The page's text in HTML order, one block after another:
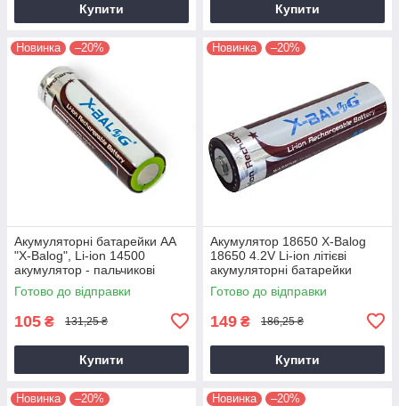
Купити Купити
Новинка –20%
Акумуляторні батарейки АА
"X-Balog", Li-ion 14500
акумулятор - пальчикові
акумуляторні батареї 4.2V
Готово до відправки
105 ₴ 131,25 ₴
Купити
Новинка –20%
Акумулятор 18650 X-Balog
18650 4.2V Li-ion літієві
акумуляторні батарейки
Готово до відправки
149 ₴ 186,25 ₴
Купити
Новинка –20% Новинка –20%